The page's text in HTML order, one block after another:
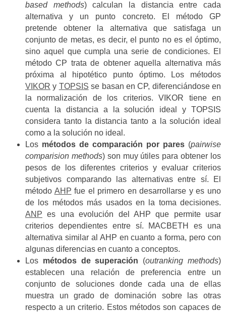
based methods) calculan la distancia entre cada
alternativa y un punto concreto. El método GP
pretende obtener la alternativa que satisfaga un
conjunto de metas, es decir, el punto no es el óptimo,
sino aquel que cumpla una serie de condiciones. El
método CP trata de obtener aquella alternativa más
próxima al hipotético punto óptimo. Los métodos
VIKOR y TOPSIS se basan en CP, diferenciándose en
la normalización de los criterios. VIKOR tiene en
cuenta la distancia a la solución ideal y TOPSIS
considera tanto la distancia tanto a la solución ideal
como a la solución no ideal.
Los métodos de comparación por pares (pairwise
comparision methods) son muy útiles para obtener los
pesos de los diferentes criterios y evaluar criterios
subjetivos comparando las alternativas entre sí. El
método AHP fue el primero en desarrollarse y es uno
de los métodos más usados en la toma decisiones.
ANP es una evolución del AHP que permite usar
criterios dependientes entre sí. MACBETH es una
alternativa similar al AHP en cuanto a forma, pero con
algunas diferencias en cuanto a conceptos.
Los métodos de superación (outranking methods)
establecen una relación de preferencia entre un
conjunto de soluciones donde cada una de ellas
muestra un grado de dominación sobre las otras
respecto a un criterio. Estos métodos son capaces de